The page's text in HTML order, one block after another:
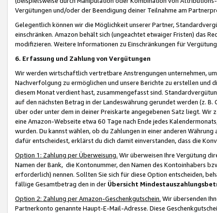
Vergütungen und/oder der Beendigung deiner Teilnahme am
Gelegentlich können wir die Möglichkeit unserer Partner,
einschränken. Amazon behält sich (ungeachtet etwaiger Fristen) das
modifizieren. Weitere Informationen zu Einschränkungen für
6. Erfassung und Zahlung von Vergütungen
Wir werden wirtschaftlich vertretbare Anstrengungen unternehmen,
Nachverfolgung zu ermöglichen und unsere Berichte zu erstellen und
diesem Monat verdient hast, zusammengefasst sind.
auf den nächsten Betrag in der Landeswährung gerundet werden (z.
über oder unter dem in deiner Preiskarte angegebenen Satz liegt.
eine Amazon-Webseite etwa 60 Tage nach Ende jedes
wurden. Du kannst wählen, ob du Zahlungen in einer anderen
dafür entscheidest, erklärst du dich damit einverstanden, dass die
Option 1: Zahlung per Überweisung. Wir überweisen Ihre Vergütung
Namen der Bank, die Kontonummer, den Namen des Kontoinhabers
erforderlich) nennen. Sollten Sie sich für diese Option entscheiden,
fällige Gesamtbetrag den in der Übersicht
Option 2: Zahlung per Amazon-Geschenkgutschein. Wir übersenden
Partnerkonto genannte Haupt-E-Mail-Adresse. Diese